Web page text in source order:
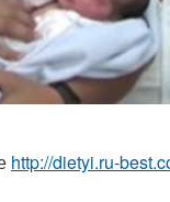
http://dietyi.ru-